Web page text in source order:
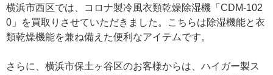
横浜市西区では、コロナ製冷風衣類乾燥除湿機「CDM-102
0」を買取りさせていただきました。こちらは除湿機能と衣
類乾燥機能を兼ね備えた便利なアイテムです。
さらに、横浜市保土ヶ谷区のお客様からは、ハイガー製ス